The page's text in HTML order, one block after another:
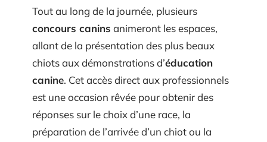
Tout au long de la journée, plusieurs
concours canins animeront les espaces,
allant de la présentation des plus beaux
chiots aux démonstrations d’éducation
canine. Cet accès direct aux professionnels
est une occasion rêvée pour obtenir des
réponses sur le choix d’une race, la
préparation de l’arrivée d’un chiot ou la